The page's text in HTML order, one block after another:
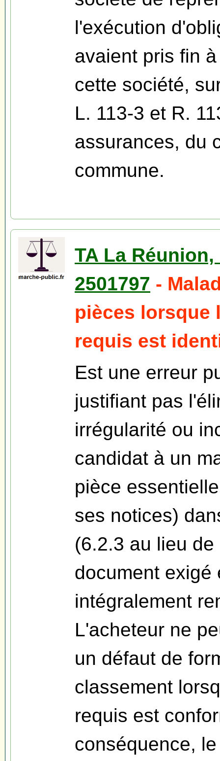
l'exécution
avaient pris fin
cette société,
L. 113-3 et R.
assurances, du
commune.
TA La
2501797 -
pièces lorsque
requis est
Est une erreur
justifiant pas
irrégularité ou
candidat à un
pièce
ses notices)
(6.2.3 au lieu
document exigé
intégralement
L'acheteur ne
un défaut de
classement
requis est
conséquence,